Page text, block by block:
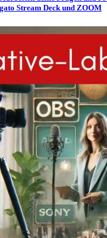
Stream Deck und ZOOM